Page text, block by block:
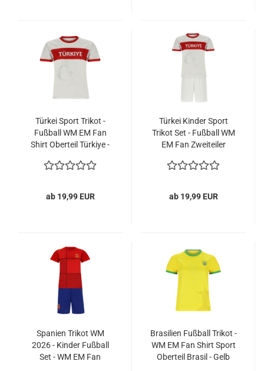
Türkei Sport Trikot -
Fußball WM EM Fan
Shirt Oberteil Türkiye -
ab 19,99 EUR
Türkei Kinder Sport
Trikot Set - Fußball WM
EM Fan Zweiteiler
ab 19,99 EUR
Spanien Trikot WM
2026 - Kinder Fußball
Set - WM EM Fan
Brasilien Fußball Trikot -
WM EM Fan Shirt Sport
Oberteil Brasil - Gelb